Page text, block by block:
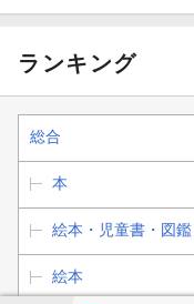
ランキング
総合
本
絵本・児童書・図鑑
絵本